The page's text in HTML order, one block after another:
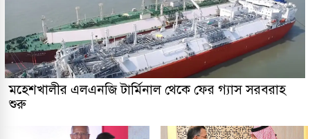
মহেশখালীর এলএনজি টার্মিনাল থেকে ফের গ্যাস সরবরাহ
শুরু